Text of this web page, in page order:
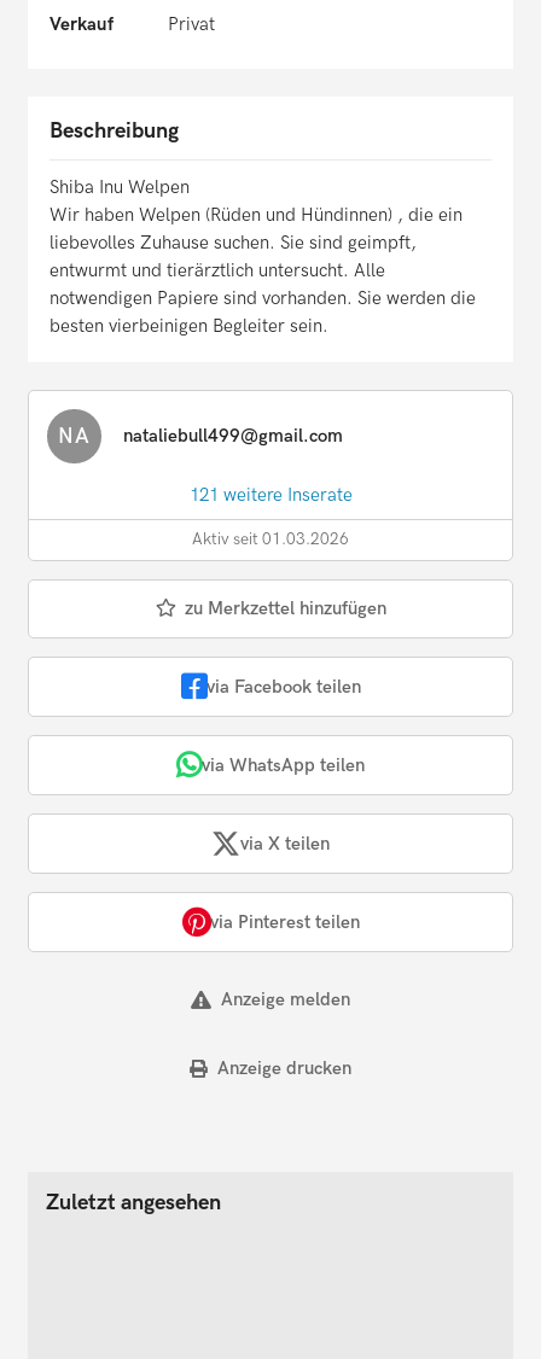
Verkauf
Privat
Beschreibung
Shiba Inu Welpen
Wir haben Welpen (Rüden und Hündinnen) , die ein
liebevolles Zuhause suchen. Sie sind geimpft,
entwurmt und tierärztlich untersucht. Alle
notwendigen Papiere sind vorhanden. Sie werden die
besten vierbeinigen Begleiter sein.
NA nataliebull499@gmail.com
121 weitere Inserate
Aktiv seit 01.03.2026
zu Merkzettel hinzufügen
via Facebook teilen
via WhatsApp teilen
via X teilen
via Pinterest teilen
Anzeige melden
Anzeige drucken
Zuletzt angesehen